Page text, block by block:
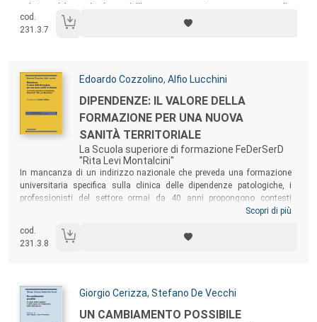
dipendenze e descrive numerose esperienze territoriali, diverse per
target e organizzazione, ma tutte improntate all’intervento proattivo e
cod.
231.3.7
Autori:
Edoardo Cozzolino, Alfio Lucchini
Titolo:
DIPENDENZE: IL VALORE DELLA
FORMAZIONE PER UNA NUOVA
SANITÀ TERRITORIALE
La Scuola superiore di formazione FeDerSerD
"Rita Levi Montalcini"
Sommario:
In mancanza di un indirizzo nazionale che preveda una formazione
universitaria specifica sulla clinica delle dipendenze patologiche, i
professionisti del settore ormai da 40 anni propongono contesti
formativi permanenti a cui FeDer-SerD contribuisce in modo
Montalcini” segna un ulteriore passo avanti dell’impegno formativo. Il
volume vuole aiutare i professionisti ad approfondire sempre di più la
futuro della società.
Scopri di più
cod.
231.3.8
Autori:
Giorgio Cerizza, Stefano De Vecchi
Titolo:
UN CAMBIAMENTO POSSIBILE